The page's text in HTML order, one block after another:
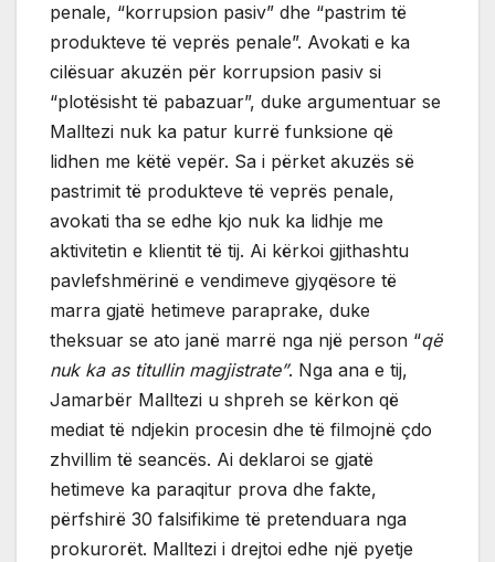
penale, “korrupsion pasiv” dhe “pastrim të
produkteve të veprës penale”. Avokati e ka
cilësuar akuzën për korrupsion pasiv si
“plotësisht të pabazuar”, duke argumentuar se
Malltezi nuk ka patur kurrë funksione që
lidhen me këtë vepër. Sa i përket akuzës së
pastrimit të produkteve të veprës penale,
avokati tha se edhe kjo nuk ka lidhje me
aktivitetin e klientit të tij. Ai kërkoi gjithashtu
pavlefshmërinë e vendimeve gjyqësore të
marra gjatë hetimeve paraprake, duke
theksuar se ato janë marrë nga një person “që
nuk ka as titullin magjistrate”. Nga ana e tij,
Jamarbër Malltezi u shpreh se kërkon që
mediat të ndjekin procesin dhe të filmojnë çdo
zhvillim të seancës. Ai deklaroi se gjatë
hetimeve ka paraqitur prova dhe fakte,
përfshirë 30 falsifikime të pretenduara nga
prokurorët. Malltezi i drejtoi edhe një pyetje